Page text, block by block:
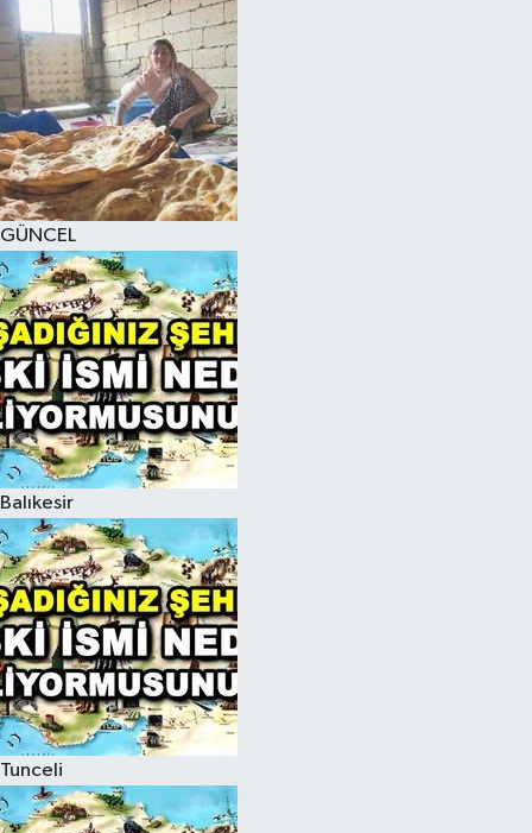
GÜNCEL
Balıkesir
Tunceli